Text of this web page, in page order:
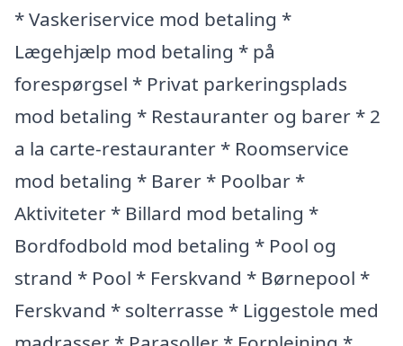
* Vaskeriservice mod betaling *
Lægehjælp mod betaling * på
forespørgsel * Privat parkeringsplads
mod betaling * Restauranter og barer * 2
a la carte-restauranter * Roomservice
mod betaling * Barer * Poolbar *
Aktiviteter * Billard mod betaling *
Bordfodbold mod betaling * Pool og
strand * Pool * Ferskvand * Børnepool *
Ferskvand * solterrasse * Liggestole med